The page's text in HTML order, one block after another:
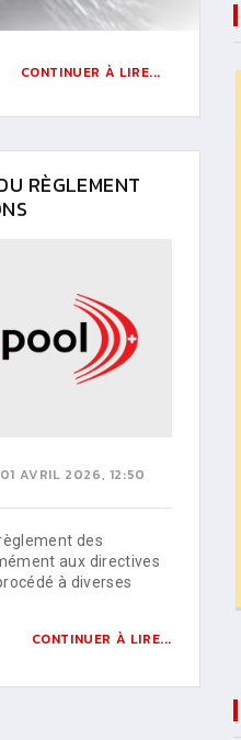
CONTINUER À LIRE...
RÈGLEMENT
01 AVRIL 2026, 12:50
des
aux directives
à diverses
CONTINUER À LIRE...